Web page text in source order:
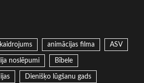
animācijas filma ASV
noslēpumi Bībele
Dienišķo lūgšanu gads